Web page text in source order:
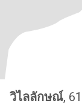
วิไลลักษณ์, 61